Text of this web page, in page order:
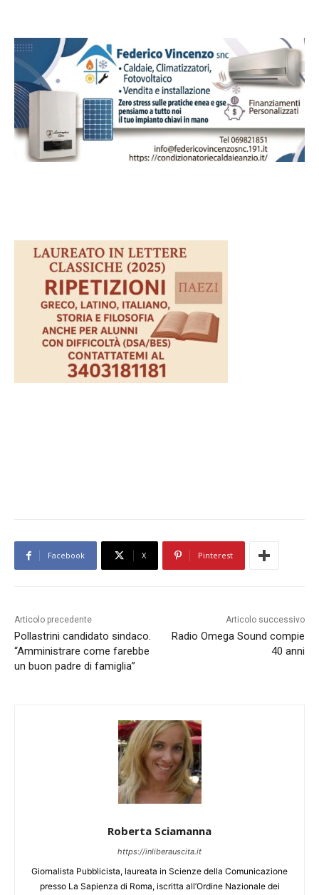
Facebook X Pinterest
Articolo precedente
Pollastrini candidato sindaco.
“Amministrare come farebbe
un buon padre di famiglia”
Articolo successivo
Radio Omega Sound compie
40 anni
Roberta Sciamanna
https://inliberauscita.it
Giornalista Pubblicista, laureata in Scienze della Comunicazione
presso La Sapienza di Roma, iscritta all’Ordine Nazionale dei